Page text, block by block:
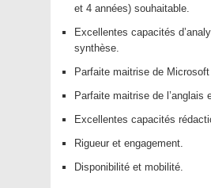
et 4 années) souhaitable.
Excellentes capacités
synthèse.
Parfaite maitrise de
Parfaite maitrise de l’anglais
Excellentes capacités
Rigueur et engagement.
Disponibilité et mobilité.